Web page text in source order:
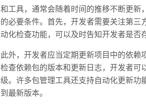
和工具，通常会随着时间的推移不断更新
的必要条件。首先，开发者需要关注第三
动化检查功能，可以及时告知开发者是否
此外，开发者应当定期更新项目中的依
检查依赖包的版本和更新日志，开发者可
级。许多包管理工具还支持自动化更新功
到最新版本。